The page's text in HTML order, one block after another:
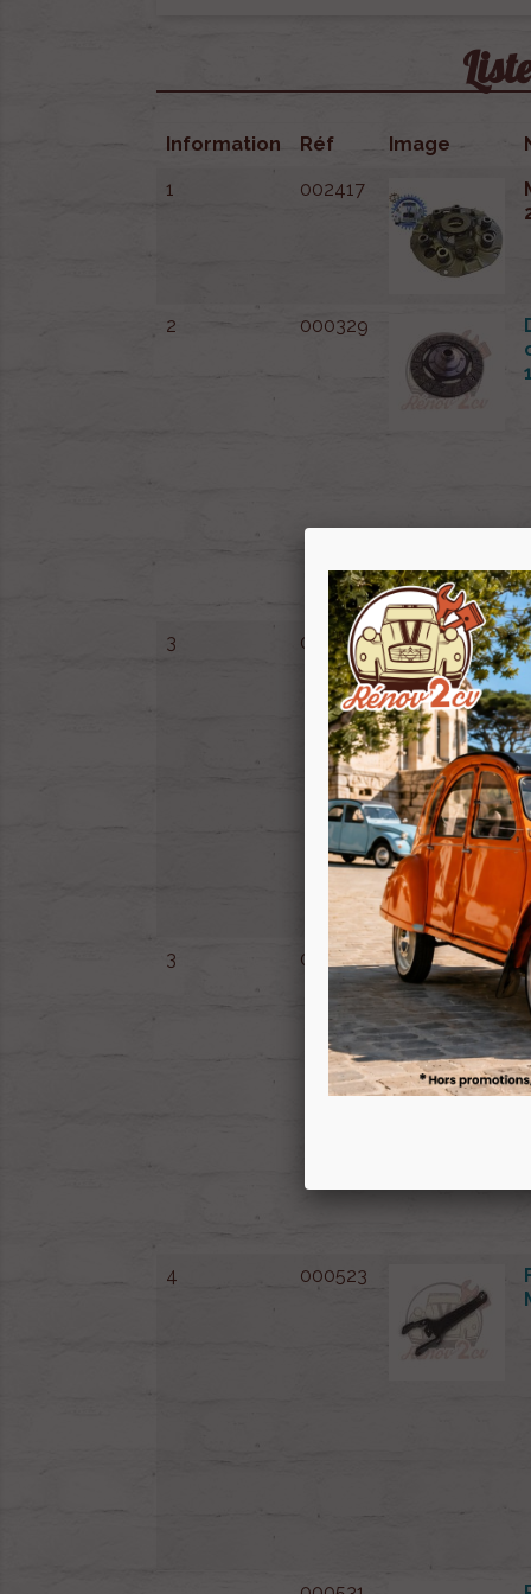
Information Réf Image
1
002417
2 000329
3 000418
3 002600
4 000523